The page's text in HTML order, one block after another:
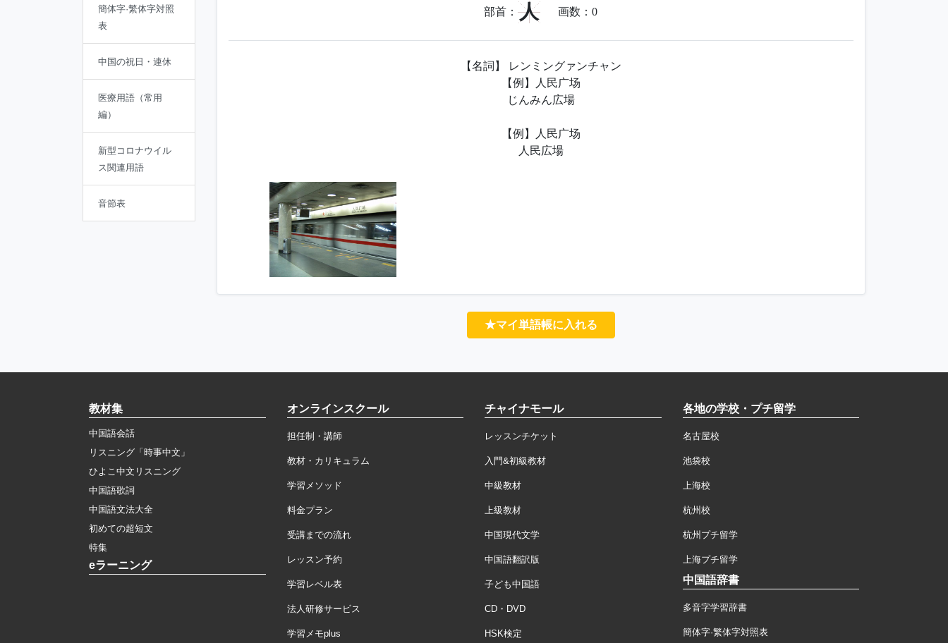
簡体字·繁体字対照
表
中国の祝日・連休
医療用語（常用
編）
新型コロナウイル
ス関連用語
音節表
部首： 人 画数： 0
【名詞】 レンミングァンチャン
【例】人民广场
じんみん広場
【例】人民广场
人民広場
★マイ単語帳に入れる
教材集
中国語会話
リスニング「時事中文」
ひよこ中文リスニング
中国語歌詞
中国語文法大全
初めての超短文
特集
eラーニング
オンラインスクール
担任制・講師
教材・カリキュラム
学習メソッド
料金プラン
受講までの流れ
レッスン予約
学習レベル表
法人研修サービス
学習メモplus
チャイナモール
レッスンチケット
入門&初級教材
中級教材
上級教材
中国現代文学
中国語翻訳版
子ども中国語
CD・DVD
HSK検定
各地の学校・プチ留学
名古屋校
池袋校
上海校
杭州校
杭州プチ留学
上海プチ留学
中国語辞書
多音字学習辞書
簡体字·繁体字対照表